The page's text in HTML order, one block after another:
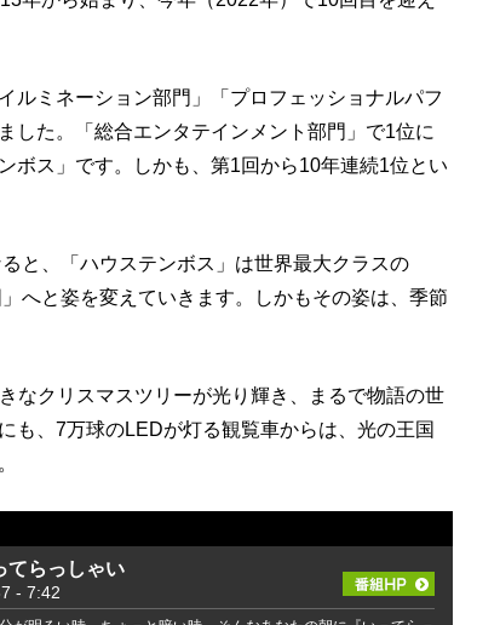
ルミネーション部門」「プロフェッショナルパフ
した。「総合エンタテインメント部門」で1位に
ボス」です。しかも、第1回から10年連続1位とい
と、「ハウステンボス」は世界最大クラスの
と姿を変えていきます。しかもその姿は、季節
なクリスマスツリーが光り輝き、まるで物語の世
も、7万球のLEDが灯る観覧車からは、光の王国
てらっしゃい
- 7:42